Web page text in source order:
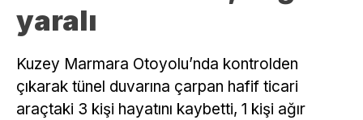
yaralı
Kuzey Marmara Otoyolu’nda kontrolden
çıkarak tünel duvarına çarpan hafif ticari
araçtaki 3 kişi hayatını kaybetti, 1 kişi ağır